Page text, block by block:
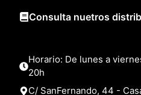
Consulta nuetros
Horario: De lunes a
20h
C/ SanFernando, 44 -